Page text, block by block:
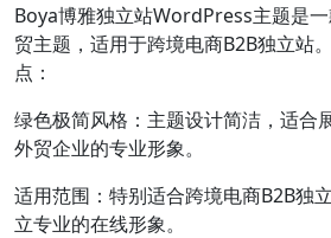
Boya博雅独立站WordPress主题是
贸主题，适用于跨境电商B2B独立站
点：
绿色极简风格：主题设计简洁，适合
外贸企业的专业形象。
适用范围：特别适合跨境电商B2B独
立专业的在线形象。